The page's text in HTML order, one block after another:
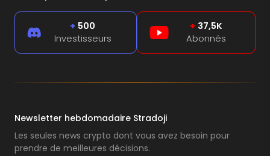
+ 500
Investisseurs
+ 37,5K
Abonnés
Newsletter hebdomadaire Stradoji
Les seules news crypto dont vous avez besoin pour
prendre de meilleures décisions.